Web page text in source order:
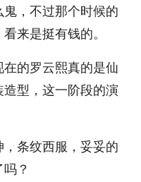
，不过那个时候的
来是挺有钱的。
的罗云熙真的是仙
型，这一阶段的演
条纹西服，妥妥的
？